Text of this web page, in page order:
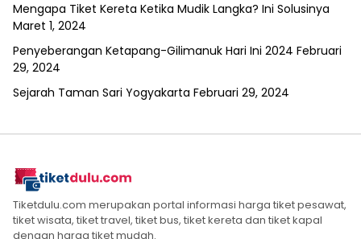
Mengapa Tiket Kereta Ketika Mudik Langka? Ini Solusinya
Maret 1, 2024
Penyeberangan Ketapang-Gilimanuk Hari Ini 2024 Februari
29, 2024
Sejarah Taman Sari Yogyakarta Februari 29, 2024
Tiketdulu.com merupakan portal informasi harga tiket pesawat,
tiket wisata, tiket travel, tiket bus, tiket kereta dan tiket kapal
dengan harga tiket mudah.